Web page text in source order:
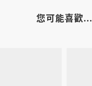
您可能喜歡...